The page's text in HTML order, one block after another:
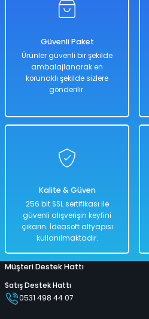
Güvenli Paket
Ürünler güvenli bir şekilde
ambalajlanarak en
korunaklı şekilde sizlere
gönderilir.
Kalite & Güven
256 bit SSL sertifikası ile
güvenli alışverişin keyfini
çıkarın. İdeasoft altyapısı
kullanılmaktadır.
Müşteri Destek Hattı
Satış Destek Hattı
0531 498 44 07